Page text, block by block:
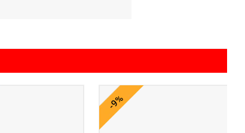
-9%